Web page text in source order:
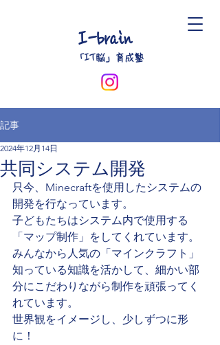
I-brain
​「IT脳」育成塾
記事
共同システム開発
2024年12月14日
只今、Minecraftを使用したシステムの
開発を行なっています。
子どもたちはシステム内で使用する
「マップ制作」をしてくれています。
みんなから人気の「マインクラフト」
知っている知識を活かして、細かい部
分にこだわりながら制作を頑張ってく
れています。
世界観をイメージし、少しずつに形
に！